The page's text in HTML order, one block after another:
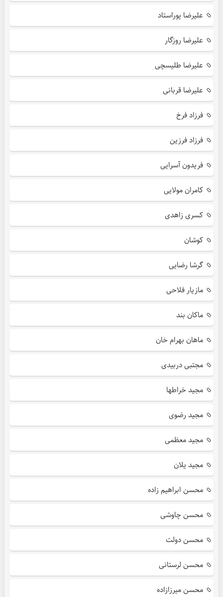
علیرضا پوراستاد
علیرضا روزگار
علیرضا طلیسچی
علیرضا قربانی
فرزاد فرخ
فرزاد فرزین
فریدون آسرایی
کامران مولایی
کسری زاهدی
کوشان
گرشا رضایی
مازیار فلاحی
ماکان بند
ماهان بهرام خان
مجتبی دربیدی
مجید خراطها
مجید رضوی
مجید معظمی
مجید یلان
محسن ابراهیم زاده
محسن چاوشی
محسن دولت
محسن لرستانی
محسن میرزازاده